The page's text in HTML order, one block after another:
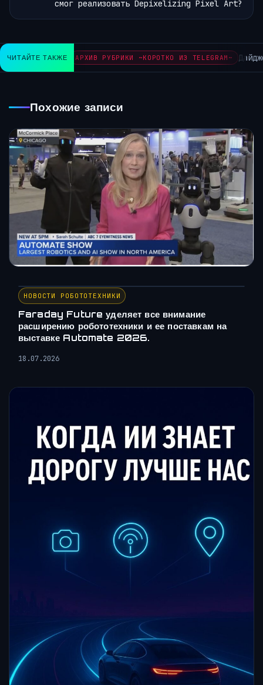
смог реализовать Depixelizing Pixel Art?
ЧИТАЙТЕ ТАКЖЕ АРХИВ РУБРИКИ ~КОРОТКО ИЗ TELEGRAM~
Похожие записи
НОВОСТИ РОБОТОТЕХНИКИ
Faraday Future уделяет все внимание
расширению робототехники и ее поставкам на
выставке Automate 2026.
18.07.2026